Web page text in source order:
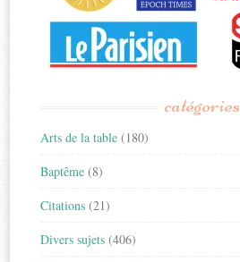
catégories
Arts de la table (180)
Baptême (8)
Citations (21)
Divers sujets (406)